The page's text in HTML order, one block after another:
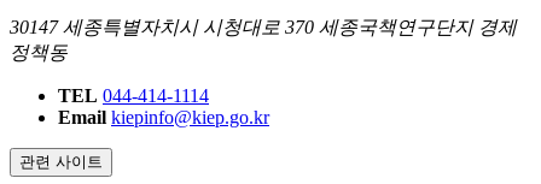
30147 세종특별자치시 시청대로 370 세종국책연구단지 경제
정책동
TEL 044-414-1114
Email kiepinfo@kiep.go.kr
관련 사이트